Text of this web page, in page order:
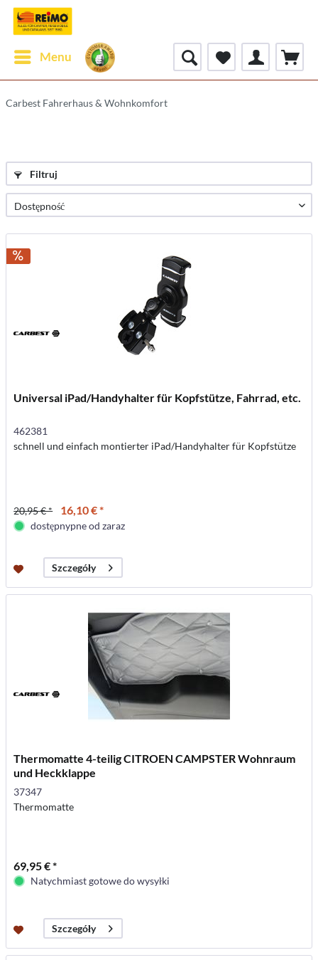
Menu
Carbest Fahrerhaus & Wohnkomfort
Filtruj
Universal iPad/Handyhalter für Kopfstütze, Fahrrad, etc.
462381
schnell und einfach montierter iPad/Handyhalter für Kopfstütze
20,95 € * 16,10 € *
dostępnypne od zaraz
Szczegóły
Thermomatte 4-teilig CITROEN CAMPSTER Wohnraum
und Heckklappe
37347
Thermomatte
69,95 € *
Natychmiast gotowe do wysyłki
Szczegóły